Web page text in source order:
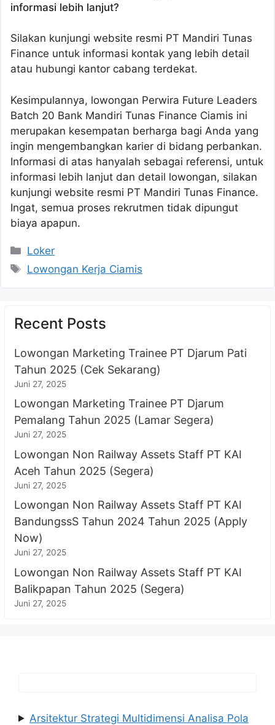
informasi lebih lanjut?
Silakan kunjungi website resmi PT Mandiri Tunas
Finance untuk informasi kontak yang lebih detail
atau hubungi kantor cabang terdekat.
Kesimpulannya, lowongan Perwira Future Leaders
Batch 20 Bank Mandiri Tunas Finance Ciamis ini
merupakan kesempatan berharga bagi Anda yang
ingin mengembangkan karier di bidang perbankan.
Informasi di atas hanyalah sebagai referensi, untuk
informasi lebih lanjut dan detail lowongan, silakan
kunjungi website resmi PT Mandiri Tunas Finance.
Ingat, semua proses rekrutmen tidak dipungut
biaya apapun.
Kategori
Loker
Tag
Lowongan Kerja Ciamis
Recent Posts
Lowongan Marketing Trainee PT Djarum Pati
Tahun 2025 (Cek Sekarang)
Juni 27, 2025
Lowongan Marketing Trainee PT Djarum
Pemalang Tahun 2025 (Lamar Segera)
Juni 27, 2025
Lowongan Non Railway Assets Staff PT KAI
Aceh Tahun 2025 (Segera)
Juni 27, 2025
Lowongan Non Railway Assets Staff PT KAI
BandungssS Tahun 2024 Tahun 2025 (Apply
Now)
Juni 27, 2025
Lowongan Non Railway Assets Staff PT KAI
Balikpapan Tahun 2025 (Segera)
Juni 27, 2025
Arsitektur Strategi Multidimensi Analisa Pola